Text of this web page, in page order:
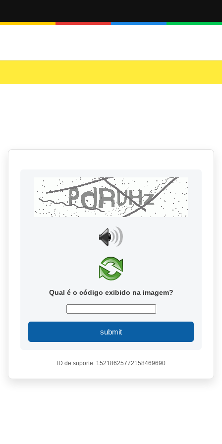
Qual é o código exibido na imagem?
submit
ID de suporte: 15218625772158469690